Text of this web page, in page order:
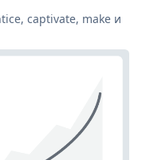
captivate, make и